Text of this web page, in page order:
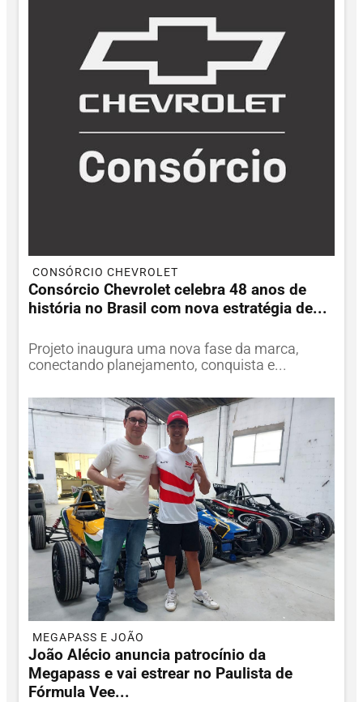
CONSÓRCIO CHEVROLET
Consórcio Chevrolet celebra 48 anos de
história no Brasil com nova estratégia de...
Projeto inaugura uma nova fase da marca,
conectando planejamento, conquista e...
MEGAPASS E JOÃO
João Alécio anuncia patrocínio da
Megapass e vai estrear no Paulista de
Fórmula Vee...